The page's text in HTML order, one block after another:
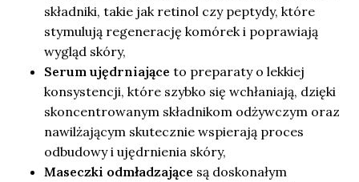
składniki, takie jak retinol czy peptydy, które
stymulują regenerację komórek i poprawiają
wygląd skóry,
Serum ujędrniające to preparaty o lekkiej
konsystencji, które szybko się wchłaniają, dzięki
skoncentrowanym składnikom odżywczym oraz
nawilżającym skutecznie wspierają proces
odbudowy i ujędrnienia skóry,
Maseczki odmładzające są doskonałym